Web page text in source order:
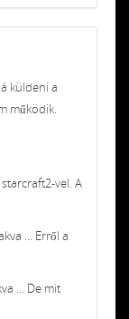
küldeni a
működik.
vel. A
... Erről a
... De mit